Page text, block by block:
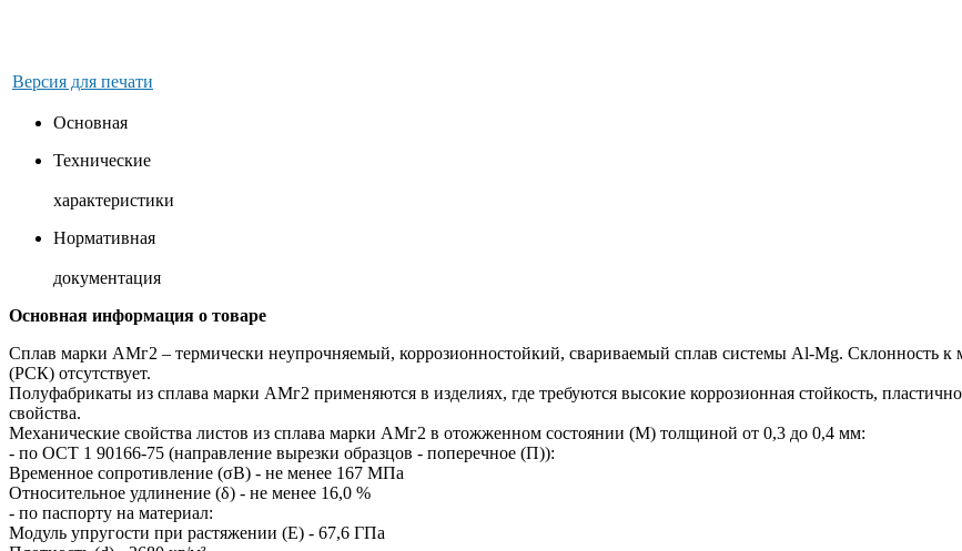
Версия для печати
Основная
Технические
характеристики
Нормативная
документация
Основная информация о товаре
Сплав марки АМг2 – термически неупрочняемый, коррозионностойкий, свариваемый сплав системы Al-Mg. Склонность
(РСК) отсутствует.
Полуфабрикаты из сплава марки АМг2 применяются в изделиях, где требуются высокие коррозионная стойкость,
свойства.
Механические свойства листов из сплава марки АМг2 в отожженном состоянии (М) толщиной от 0,3 до 0,4 мм:
- по ОСТ 1 90166-75 (направление вырезки образцов - поперечное (П)):
Временное сопротивление (σВ) - не менее 167 МПа
Относительное удлинение (δ) - не менее 16,0 %
- по паспорту на материал:
Модуль упругости при растяжении (Е) - 67,6 ГПа